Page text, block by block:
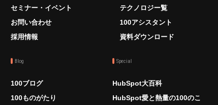
セミナー・イベント
お問い合わせ
採用情報
テクノロジー覧
100アシスタント
資料ダウンロード
Blog
100ブログ
100ものがたり
Special
HubSpot大百科
HubSpot愛と熱量の100のこ